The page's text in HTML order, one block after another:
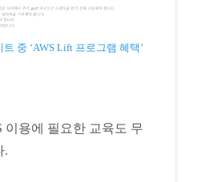
중 ‘AWS Lift 프로그램 혜택’
이용에 필요한 교육도 무
.